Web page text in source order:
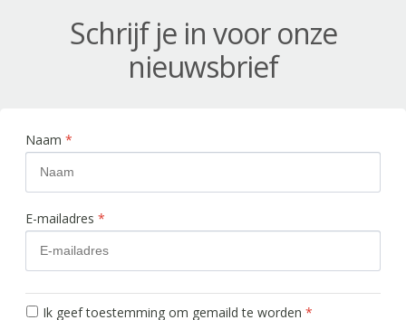
Schrijf je in voor onze
nieuwsbrief
Naam *
E-mailadres *
Ik geef toestemming om gemaild te worden *